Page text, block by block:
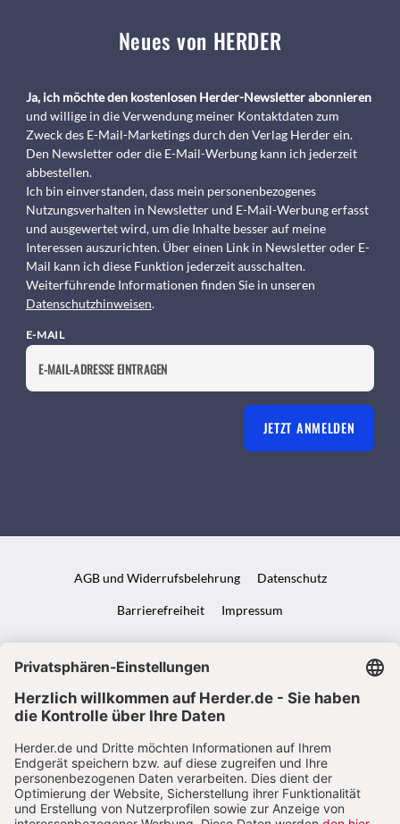
Neues von HERDER
Ja, ich möchte den kostenlosen Herder-Newsletter abonnieren
und willige in die Verwendung meiner Kontaktdaten zum
Zweck des E-Mail-Marketings durch den Verlag Herder ein.
Den Newsletter oder die E-Mail-Werbung kann ich jederzeit
abbestellen.
Ich bin einverstanden, dass mein personenbezogenes
Nutzungsverhalten in Newsletter und E-Mail-Werbung erfasst
und ausgewertet wird, um die Inhalte besser auf meine
Interessen auszurichten. Über einen Link in Newsletter oder E-
Mail kann ich diese Funktion jederzeit ausschalten.
Weiterführende Informationen finden Sie in unseren
Datenschutzhinweisen.
E-MAIL
JETZT ANMELDEN
AGB und Widerrufsbelehrung Datenschutz
Barrierefreiheit Impressum
VERTRAG WIDERRUFEN